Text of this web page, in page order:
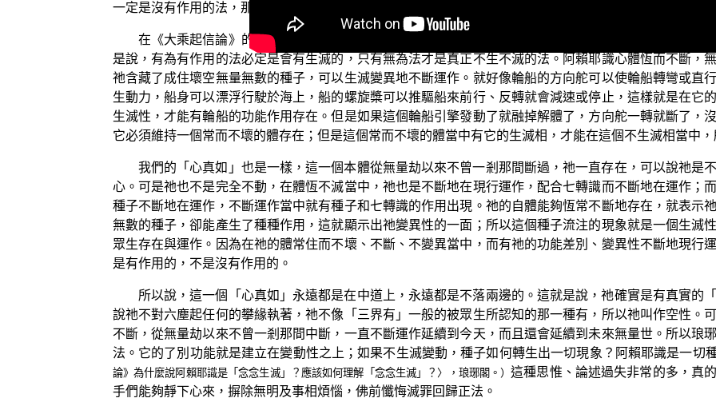
一定是沒有作用的法，那又怎能出生我們各人的蘊處界呢？又怎麼能夠出生萬事萬物呢？
在《大乘起信論》的開示中揭示了一個重點，有作用的法必定是有生有滅的法，而有作用的法也就是
是說，有為有作用的法必定是會有生滅的，只有無為法才是真正不生不滅的法。阿賴耶識心體恆而不斷，
祂含藏了成住壞空無量無數的種子，可以生滅變異地不斷運作。就好像輪船的方向舵可以使輪船轉彎或直
生動力，船身可以漂浮行駛於海上，船的螺旋槳可以推驅船來前行、反轉就會減速或停止，這樣就是在它
生滅性，才能有輪船的功能作用存在。但是如果這個輪船引擎發動了就融掉解體了，方向舵一轉就斷了，
它必須維持一個常而不壞的體存在；但是這個常而不壞的體當中有它的生滅相，才能在這個不生滅相當中
我們的「心真如」也是一樣，這一個本體從無量劫以來不曾一剎那間斷過，祂一直存在，可以說祂是
心。可是祂也不是完全不動，在體恆不滅當中，祂也是不斷地在現行運作，配合七轉識而不斷地在運作；
種子不斷地在運作，不斷運作當中就有種子和七轉識的作用出現。祂的自體能夠恆常不斷地存在，就表示
無數的種子，卻能產生了種種作用，這就顯示出祂變異性的一面；所以這個種子流注的現象就是一個生滅
眾生存在與運作。因為在祂的體常住而不壞、不斷、不變異當中，而有祂的功能差別、變異性不斷地現行
是有作用的，不是沒有作用的。
所以說，這一個「心真如」永遠都是在中道上，永遠都是不落兩邊的。這就是說，祂確實是有真實的
說祂不對六塵起任何的攀緣執著，祂不像「三界有」一般的被眾生所認知的那一種有，所以祂叫作空性。
不斷，從無量劫以來不曾一剎那間中斷，一直不斷運作延續到今天，而且還會延續到未來無量世。所以琅
法。它的了別功能就是建立在變動性之上；如果不生滅變動，種子如何轉生出一切現象？阿賴耶識是一切
論》為什麼說阿賴耶識是「念念生滅」？應該如何理解「念念生滅」？〉，琅琊閣。）這種思惟、論述過失非常的多，真
手們能夠靜下心來，摒除無明及事相煩惱，佛前懺悔滅罪回歸正法。